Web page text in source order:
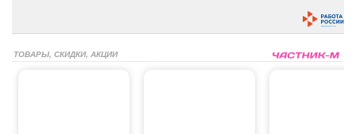
ТОВАРЫ, СКИДКИ, АКЦИИ